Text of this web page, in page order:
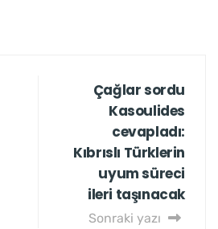
Çağlar sordu
Kasoulides
cevapladı:
Kıbrıslı Türklerin
uyum süreci
ileri taşınacak
Sonraki yazı